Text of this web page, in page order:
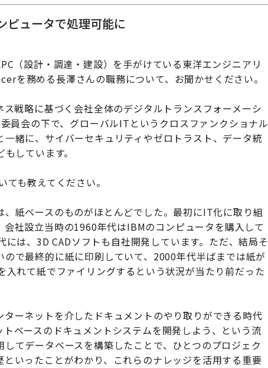
ピュータで処理可能に
（設計・調達・建設）を手がけている東洋エンジニアリ
を務める長澤さんの職務について、お聞かせください。
戦略に基づく会社全体のデジタルトランスフォーメーシ
員会の下で、グローバルITというクロスファンクショナル
緒に、サイバーセキュリティやゼロトラスト、データ統
しています。
も教えてください。
紙ベースのものがほとんどでした。最初にIT化に取り組
社設立当時の1960年代はIBMのコンピュータを購入して
は、3D CADソフトも自社開発しています。ただ、結局そ
で最終的に紙に印刷していて、2000年代半ばまでは紙が
れて紙でファイリングするという状況が当たり前だった
ーネットを介したドキュメントのやり取りができる時代
ベースのドキュメントシステムを開発しよう、という流
てデータベースを構築したことで、ひとつのプロジェク
いったことがわかり、これらのナレッジを活用する重要